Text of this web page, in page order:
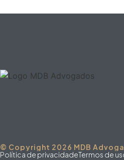
© Copyright 2026 MDB
Política de privacidadeTermos de